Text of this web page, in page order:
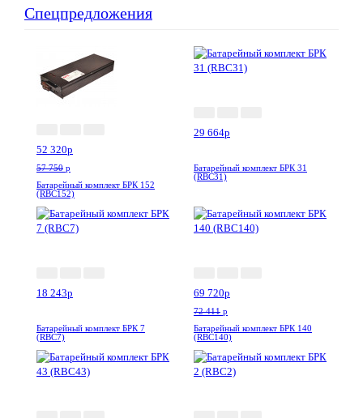
Спецпредложения
52 320p
57 750 p
Батарейный комплект БРК 152
(RBC152)
29 664p
Батарейный комплект БРК 31
(RBC31)
18 243p
Батарейный комплект БРК 7
(RBC7)
69 720p
72 411 p
Батарейный комплект БРК 140
(RBC140)